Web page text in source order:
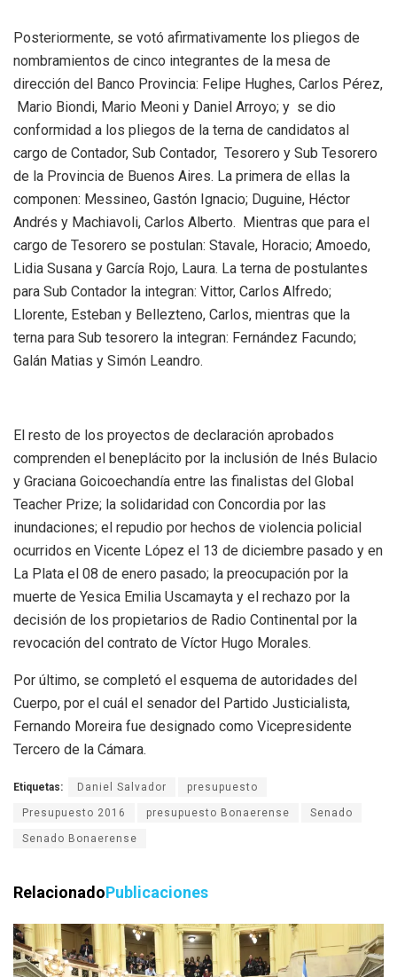
Posteriormente, se votó afirmativamente los pliegos de
nombramientos de cinco integrantes de la mesa de
dirección del Banco Provincia: Felipe Hughes, Carlos Pérez,
Mario Biondi, Mario Meoni y Daniel Arroyo; y se dio
conformidad a los pliegos de la terna de candidatos al
cargo de Contador, Sub Contador, Tesorero y Sub Tesorero
de la Provincia de Buenos Aires. La primera de ellas la
componen: Messineo, Gastón Ignacio; Duguine, Héctor
Andrés y Machiavoli, Carlos Alberto. Mientras que para el
cargo de Tesorero se postulan: Stavale, Horacio; Amoedo,
Lidia Susana y García Rojo, Laura. La terna de postulantes
para Sub Contador la integran: Vittor, Carlos Alfredo;
Llorente, Esteban y Bellezteno, Carlos, mientras que la
terna para Sub tesorero la integran: Fernández Facundo;
Galán Matias y Simón Leandro.
El resto de los proyectos de declaración aprobados
comprenden el beneplácito por la inclusión de Inés Bulacio
y Graciana Goicoechandía entre las finalistas del Global
Teacher Prize; la solidaridad con Concordia por las
inundaciones; el repudio por hechos de violencia policial
ocurridos en Vicente López el 13 de diciembre pasado y en
La Plata el 08 de enero pasado; la preocupación por la
muerte de Yesica Emilia Uscamayta y el rechazo por la
decisión de los propietarios de Radio Continental por la
revocación del contrato de Víctor Hugo Morales.
Por último, se completó el esquema de autoridades del
Cuerpo, por el cuál el senador del Partido Justicialista,
Fernando Moreira fue designado como Vicepresidente
Tercero de la Cámara.
Etiquetas: Daniel Salvador presupuesto
Presupuesto 2016 presupuesto Bonaerense Senado
Senado Bonaerense
RelacionadoPublicaciones